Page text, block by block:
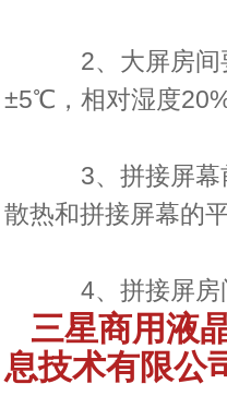
2、大屏房间
±5℃，相对湿度
3、拼接屏幕前
散热和拼接屏幕的
4、拼接屏房
三星商用液
息技术有限公